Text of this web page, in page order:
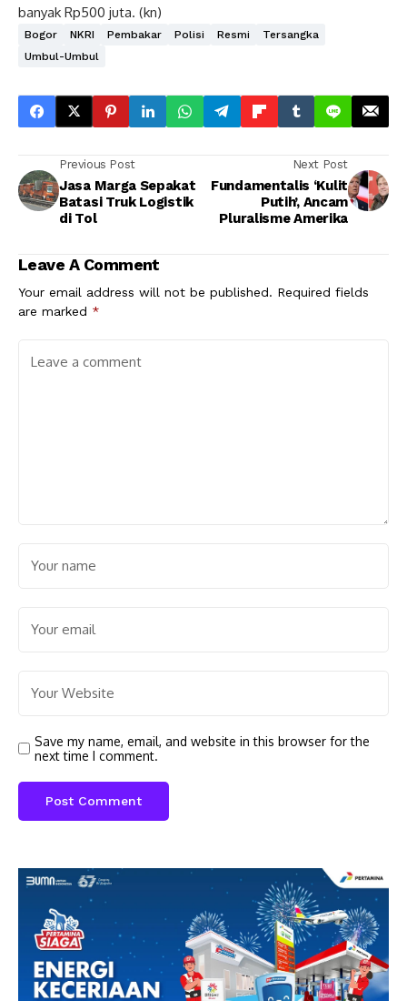
banyak Rp500 juta. (kn)
Bogor NKRI Pembakar Polisi Resmi
Tersangka
Umbul-Umbul
Previous Post
Jasa Marga Sepakat
Batasi Truk Logistik
di Tol
Next Post
Fundamentalis ‘Kulit
Putih’, Ancam
Pluralisme Amerika
Leave A Comment
Your email address will not be published. Required fields
are marked *
Save my name, email, and website in this browser for the
next time I comment.